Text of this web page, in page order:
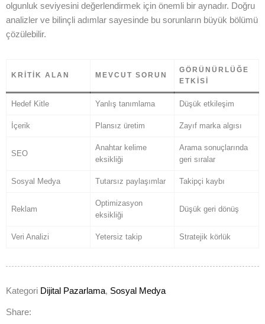
olgunluk seviyesini değerlendirmek için önemli bir aynadır. Doğru
analizler ve bilinçli adımlar sayesinde bu sorunların büyük bölümü
çözülebilir.
KRITIK ALAN MEVCUT SORUN
GÖRÜNÜRLÜĞE
ETKISI
Hedef Kitle Yanlış tanımlama Düşük etkileşim
İçerik Plansız üretim Zayıf marka algısı
SEO
Anahtar kelime
eksikliği
Arama sonuçlarında
geri sıralar
Sosyal Medya Tutarsız paylaşımlar Takipçi kaybı
Reklam
Optimizasyon
eksikliği
Düşük geri dönüş
Veri Analizi Yetersiz takip Stratejik körlük
Kategori Dijital Pazarlama, Sosyal Medya
Share: